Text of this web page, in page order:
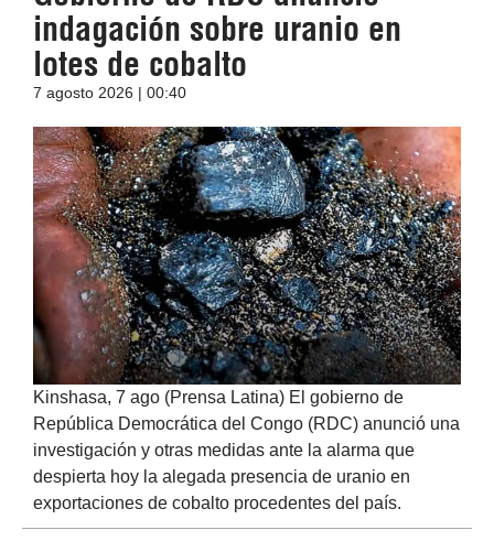
indagación sobre uranio en
lotes de cobalto
7 agosto 2026 | 00:40
Kinshasa, 7 ago (Prensa Latina) El gobierno de
República Democrática del Congo (RDC) anunció una
investigación y otras medidas ante la alarma que
despierta hoy la alegada presencia de uranio en
exportaciones de cobalto procedentes del país.